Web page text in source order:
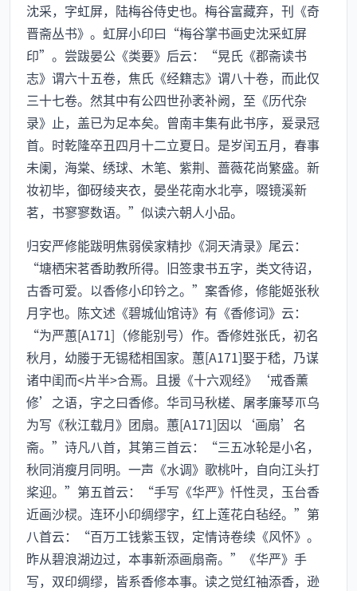
沈采，字虹屏，陆梅谷侍史也。梅谷富藏弃，刊《奇
晋斋丛书》。虹屏小印曰“梅谷掌书画史沈采虹屏
印”。尝跋晏公《类要》后云：“晃氏《郡斋读书
志》谓六十五卷，焦氏《经籍志》谓八十卷，而此仅
三十七卷。然其中有公四世孙袤补阙，至《历代杂
录》止，盖已为足本矣。曾南丰集有此书序，爰录冠
首。时乾隆卒丑四月十二立夏日。是岁闰五月，春事
未阑，海棠、绣球、木笔、紫荆、蔷薇花尚繁盛。新
妆初毕，御砑绫夹衣，晏坐花南水北亭，啜镜溪新
茗，书寥寥数语。”似读六朝人小品。
归安严修能跋明焦弱侯家精抄《洞天清录》尾云：
“塘栖宋茗香助教所得。旧签隶书五字，类文待诏，
古香可爱。以香修小印钤之。”案香修，修能姬张秋
月字也。陈文述《碧城仙馆诗》有《香修词》云：
“为严蕙[A171]（修能别号）作。香修姓张氏，初名
秋月，幼媵于无锡嵇相国家。蕙[A171]娶于嵇，乃谋
诸中闺而<片半>合焉。且援《十六观经》‘戒香薰
修’之语，字之曰香修。华司马秋槎、屠孝廉琴乌
为写《秋江载月》团扇。蕙[A171]因以‘画扇’名
斋。”诗凡八首，其第三首云：“三五冰轮是小名，
秋同消瘦月同明。一声《水调》歌桃叶，自向江头打
桨迎。”第五首云：“手写《华严》忏性灵，玉台香
近画沙棂。连环小印绸缪字，红上莲花白毡经。”第
八首云：“百万工钱紫玉钗，定情诗卷续《风怀》。
昨从碧浪湖边过，本事新添画扇斋。”《华严》手
写，双印绸缪，皆系香修本事。读之觉红袖添香，逊